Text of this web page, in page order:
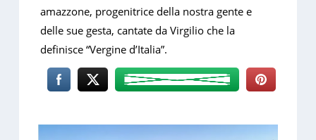
amazzone, progenitrice della nostra gente e
delle sue gesta, cantate da Virgilio che la
definisce “Vergine d’Italia”.